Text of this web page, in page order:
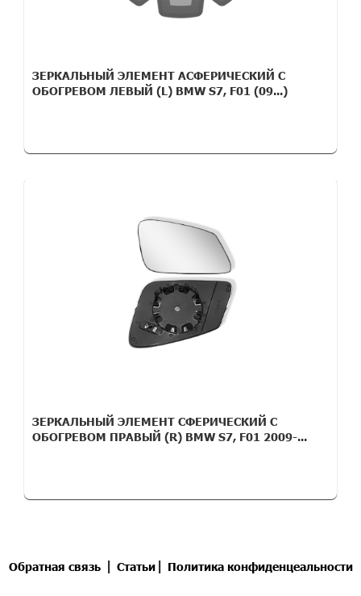
ЗЕРКАЛЬНЫЙ ЭЛЕМЕНТ АСФЕРИЧЕСКИЙ С
ОБОГРЕВОМ ЛЕВЫЙ (L) BMW S7, F01 (09...)
ЗЕРКАЛЬНЫЙ ЭЛЕМЕНТ СФЕРИЧЕСКИЙ С
ОБОГРЕВОМ ПРАВЫЙ (R) BMW S7, F01 2009-...
Обратная связь| Статьи| Политика конфиденцеальности